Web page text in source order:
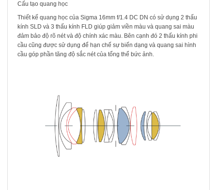
Cấu tạo quang học
Thiết kế quang học của Sigma 16mm f/1.4 DC DN có sử dụng 2 thấu
kính SLD và 3 thấu kính FLD giúp giảm viền màu và quang sai màu
đảm bảo độ rõ nét và độ chính xác màu. Bên cạnh đó 2 thấu kính phi
cầu cũng được sử dụng để hạn chế sự biến dạng và quang sai hình
cầu góp phần tăng độ sắc nét của tổng thể bức ảnh.